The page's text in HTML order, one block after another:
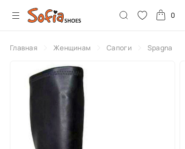
0
Главная Женщинам Сапоги Spagna